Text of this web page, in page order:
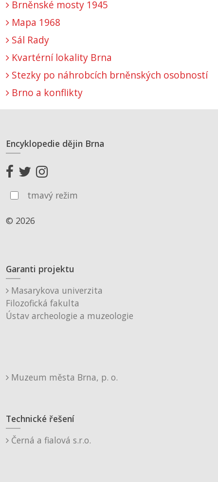
Brněnské mosty 1945
Mapa 1968
Sál Rady
Kvartérní lokality Brna
Stezky po náhrobcích brněnských osobností
Brno a konflikty
Encyklopedie dějin Brna
tmavý režim
© 2026
Garanti projektu
Masarykova univerzita
Filozofická fakulta
Ústav archeologie a muzeologie
Muzeum města Brna, p. o.
Technické řešení
Černá a fialová s.r.o.